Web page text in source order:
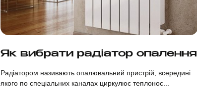
Дивитися
Як вибрати радіатор опалення
Радіатором називають опалювальний пристрій, всередині
якого по спеціальних каналах циркулює теплонос...